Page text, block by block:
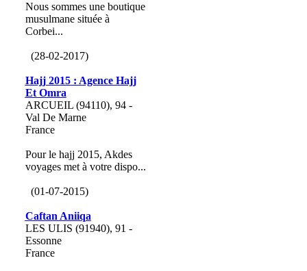
Nous sommes une boutique
musulmane située à
Corbei...
(28-02-2017)
Hajj 2015 : Agence Hajj
Et Omra
ARCUEIL (94110), 94 -
Val De Marne
France
Pour le hajj 2015, Akdes
voyages met à votre dispo...
(01-07-2015)
Caftan Aniiqa
LES ULIS (91940), 91 -
Essonne
France